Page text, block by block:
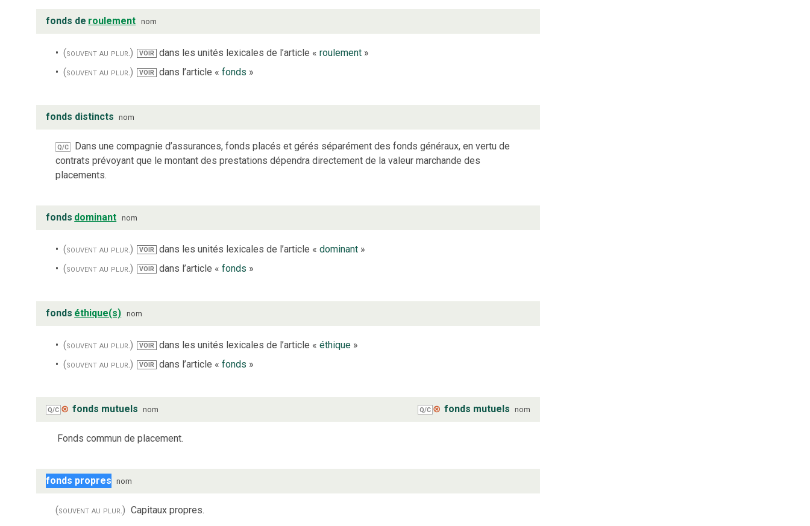
fonds de roulement nom
(souvent au plur.) VOIR dans les unités lexicales de l’article « roulement»
(souvent au plur.)
VOIR dans l’article « fonds »
fonds distincts nom
Q/C
Dans une compagnie d’assurances, fonds placés et gérés séparément des fonds généraux, en vertu de
contrats prévoyant que le montant des prestations dépendra directement de la valeur marchande des
placements.
fonds dominant nom
(souvent au plur.) VOIR dans les unités lexicales de l’article « dominant»
(souvent au plur.)
VOIR dans l’article « fonds »
fonds éthique(s) nom
(souvent au plur.) VOIR dans les unités lexicales de l’article « éthique»
(souvent au plur.)
VOIR dans l’article « fonds »
Q/C ⊗ fonds mutuels nom Q/C ⊗ fonds mutuels nom
Fonds commun de placement.
fonds propres nom
(souvent au plur.) Capitaux propres.